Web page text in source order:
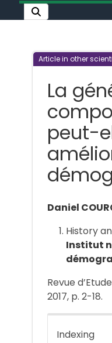
Article in other
La
peut-
Daniel
History
Institut
Revue
2017, p. 2-18.
Indexing